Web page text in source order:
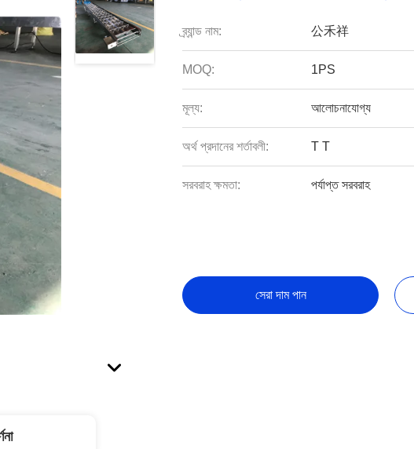
ব্র্যান্ড নাম: 公禾祥
MOQ: 1PS
মূল্য: আলোচনাযোগ্য
অর্থ প্রদানের শর্তাবলী: T T
সরবরাহ ক্ষমতা: পর্যাপ্ত সরবরাহ
সেরা দাম পান